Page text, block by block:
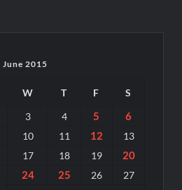
June 2015
W T F S
3 4 5
6
10 11 12
13
17 18 19
20
24 25 26 27